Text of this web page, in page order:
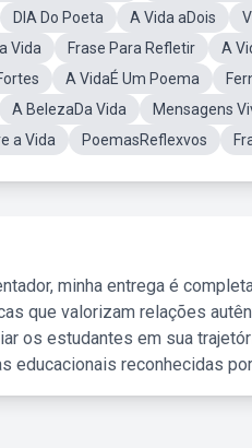
DIA Do Poeta A Vida aDois
Vida
Frase Para Refletir A
A VidaÉ Um Poema
A BelezaDa Vida Mensagens
a Vida
PoemasReflexvos
minha entrega é
que valorizam relações
os estudantes em sua
educacionais reconhecidas